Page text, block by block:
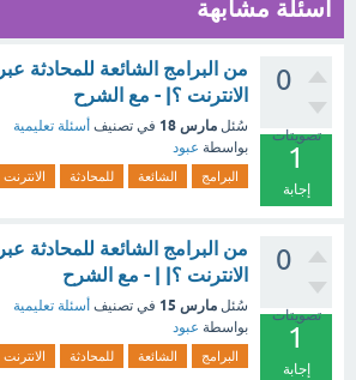
أسئلة مشابهة
0
تصويتات
1
إجابة
من البرامج الشائعة للمحادثة عبر
الانترنت ؟| - مع الشرح
سُئل مارس 18 في تصنيف أسئلة تعليمية
بواسطة عبود
البرامج الشائعة للمحادثة الانترنت
0
تصويتات
1
إجابة
من البرامج الشائعة للمحادثة عبر
الانترنت ؟| | - مع الشرح
سُئل مارس 15 في تصنيف أسئلة تعليمية
بواسطة عبود
البرامج الشائعة للمحادثة الانترنت